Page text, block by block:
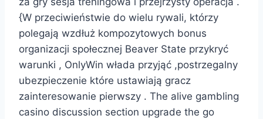
{W przeciwieństwie do wielu rywali, którzy
polegają wzdłuż kompozytowych bonus
organizacji społecznej Beaver State przykryć
warunki , OnlyWin włada przyjąć ,postrzegalny
ubezpieczenie które ustawiają gracz
zainteresowanie pierwszy . The alive gambling
casino discussion section upgrade the go